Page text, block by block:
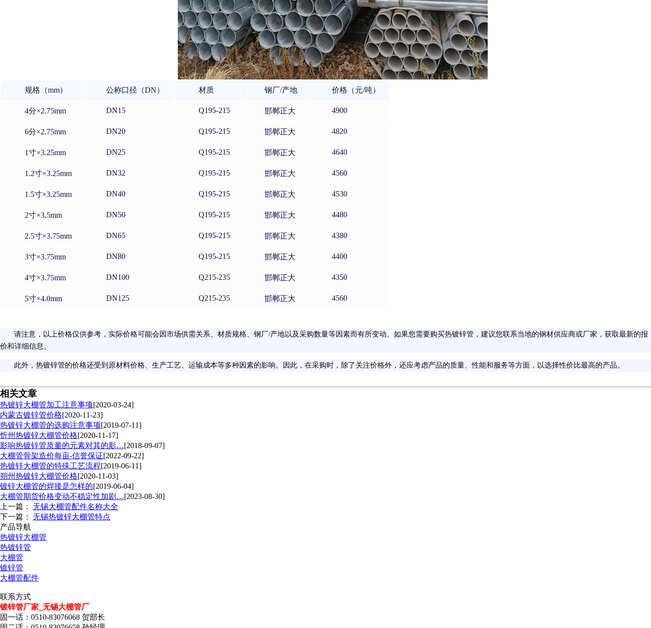
规格（mm） 公称口径（DN） 材质 钢厂/产地 价格（元/吨）
4分×2.75mm DN15 Q195-215 邯郸正大 4900
6分×2.75mm DN20 Q195-215 邯郸正大 4820
1寸×3.25mm DN25 Q195-215 邯郸正大 4640
1.2寸×3.25mm DN32 Q195-215 邯郸正大 4560
1.5寸×3.25mm DN40 Q195-215 邯郸正大 4530
2寸×3.5mm DN50 Q195-215 邯郸正大 4480
2.5寸×3.75mm DN65 Q195-215 邯郸正大 4380
3寸×3.75mm DN80 Q195-215 邯郸正大 4400
4寸×3.75mm DN100 Q215-235 邯郸正大 4350
5寸×4.0mm DN125 Q215-235 邯郸正大 4560
请注意，以上价格仅供参考，实际价格可能会因市场供需关系、材质规格、钢厂/产地以及采购数量等因素而有所变动。如果您需要购买热镀锌管，建议您联系当地的钢材供应商或厂家，获取最新的报
价和详细信息。
此外，热镀锌管的价格还受到原材料价格、生产工艺、运输成本等多种因素的影响。因此，在采购时，除了关注价格外，还应考虑产品的质量、性能和服务等方面，以选择性价比最高的产品。
相关文章
热镀锌大棚管加工注意事项[2020-03-24]
内蒙古镀锌管价格[2020-11-23]
热镀锌大棚管的选购注意事项[2019-07-11]
忻州热镀锌大棚管价格[2020-11-17]
影响热镀锌管质量的元素对其的影…[2018-09-07]
大棚管骨架造价每亩-信誉保证[2022-09-22]
热镀锌大棚管的特殊工艺流程[2019-06-11]
朔州热镀锌大棚管价格[2020-11-03]
镀锌大棚管的焊接是怎样的[2019-06-04]
大棚管期货价格变动不稳定性加剧…[2023-08-30]
上一篇： 无锡大棚管配件名称大全
下一篇： 无锡热镀锌大棚管特点
产品导航
热镀锌大棚管
热镀锌管
大棚管
镀锌管
大棚管配件
联系方式
镀锌管厂家_无锡大棚管厂
固一话：0510-83076068 贺部长